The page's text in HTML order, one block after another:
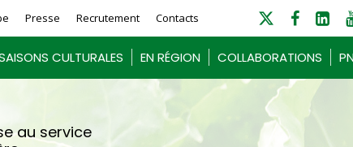
Presse Recrutement Contacts
CULTURALES EN RÉGION COLLABORATIONS
au service